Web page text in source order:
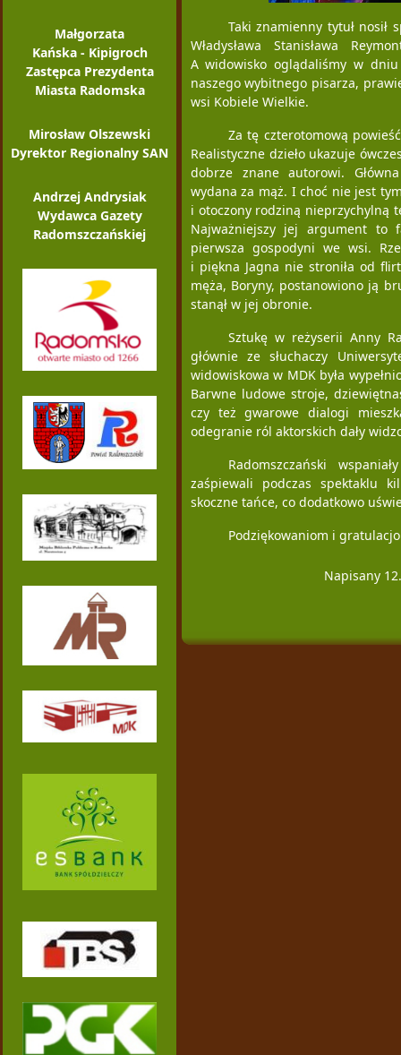
Małgorzata
Kańska - Kipigroch
Zastępca Prezydenta
Miasta Radomska
Mirosław Olszewski
Dyrektor Regionalny SAN
Andrzej Andrysiak
Wydawca Gazety
Radomszczańskiej
Taki znamienny tytuł nosił
Władysława Stanisława
A widowisko oglądaliśmy w
naszego wybitnego pisarza,
wsi Kobiele Wielkie.
Za tę czterotomową
Realistyczne dzieło ukazuje
dobrze znane autorowi.
wydana za mąż. I choć nie jest
i otoczony rodziną nieprzychylną
Najważniejszy jej argument to
pierwsza gospodyni we wsi.
i piękna Jagna nie stroniła od
męża, Boryny, postanowiono ją
stanął w jej obronie.
Sztukę w reżyserii Anny
głównie ze słuchaczy
widowiskowa w MDK była
Barwne ludowe stroje,
czy też gwarowe dialogi
odegranie ról aktorskich dały
Radomszczański
zaśpiewali podczas spektaklu
skoczne tańce, co dodatkowo
Podziękowaniom i
Napisany